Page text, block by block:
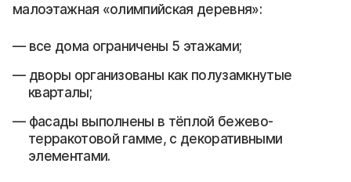
малоэтажная «олимпийская деревня»:
все дома ограничены 5 этажами;
дворы организованы как полузамкнутые
кварталы;
фасады выполнены в тёплой бежево-
терракотовой гамме, с декоративными
элементами.